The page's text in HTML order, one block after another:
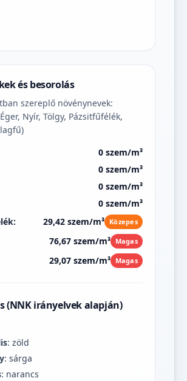
és besorolás
szereplő növénynevek:
Nyír, Tölgy, Pázsitfűfélék,
0 szem/m³
0 szem/m³
0 szem/m³
0 szem/m³
29,42 szem/m³ Közepes
76,67 szem/m³ Magas
29,07 szem/m³ Magas
(NNK irányelvek alapján)
: zöld
: sárga
: narancs